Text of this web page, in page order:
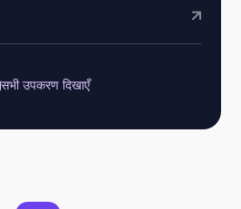
सभी उपकरण दिखाएँ